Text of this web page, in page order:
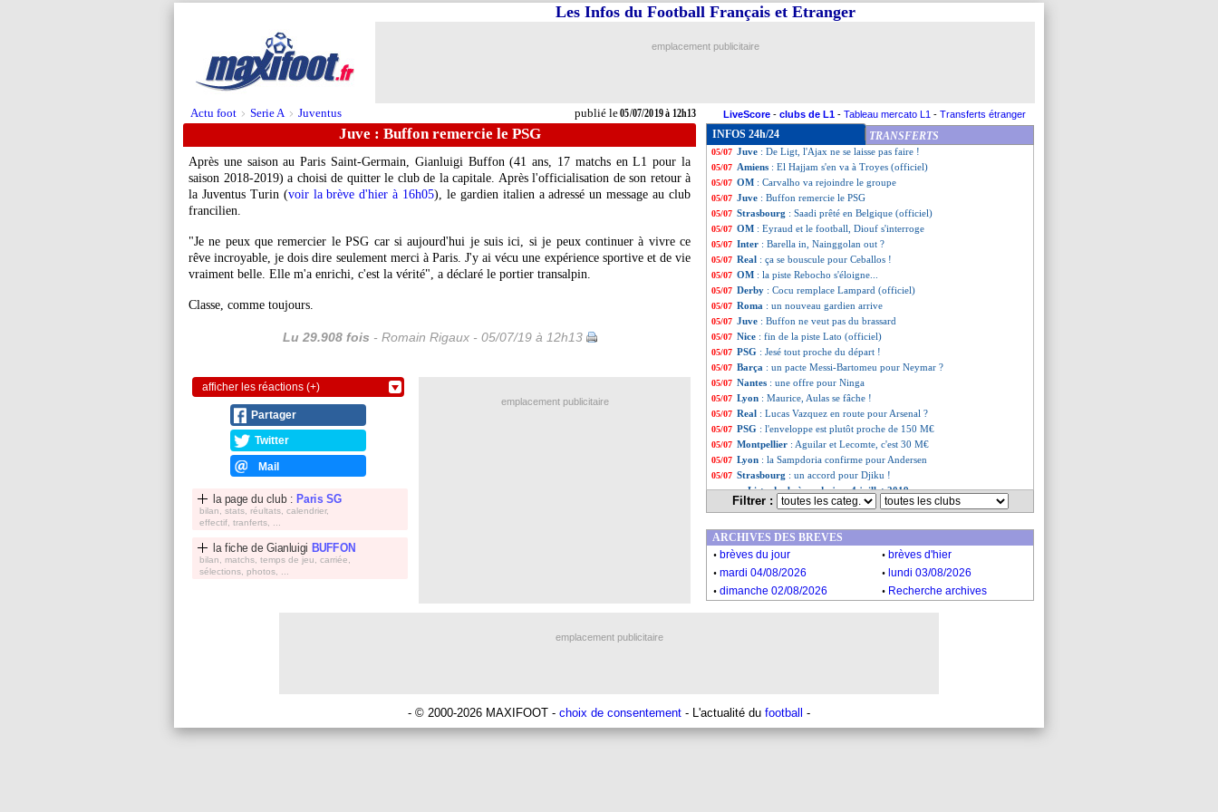
Actu foot > Serie A > Juventus publié le05/07/2019 à 12h13
Les Infos du Football Français et Etranger
emplacement publicitaire
LiveScore - clubs de L1 - Tableau mercato L1 - Transferts étranger
Juve : Buffon remercie le PSG
Après une saison au Paris Saint-Germain, Gianluigi Buffon(41 ans, 17 matchs en L1 pour la
saison 2018-2019) a choisi de quitter le club de la capitale. Après l'officialisation de son retour à
la Juventus Turin (voir la brève d'hier à 16h05), le gardien italien a adressé un message au club
francilien.
"Je ne peux que remercier le PSG car si aujourd'hui je suis ici, si je peux continuer à vivre ce
rêve incroyable, je dois dire seulement merci à Paris. J'y ai vécu une expérience sportive et de vie
vraiment belle. Elle m'a enrichi, c'est la vérité", a déclaré le portier transalpin.
Classe, comme toujours.
Lu 29.908 fois - Romain Rigaux - 05/07/19 à 12h13
afficher les réactions (+)
Partager
Twitter
Mail
la page du club : Paris SG
bilan, stats, réultats, calendrier,
effectif, tranferts, ...
la fiche de Gianluigi BUFFON
bilan, matchs, temps de jeu, carriée,
sélections, photos, ...
INFOS 24h/24 TRANSFERTS
05/07 Sondage MF : l'Argentine, Messi ne gagnera rien
05/07 Real
05/07 Le Havre: Nasri "n'a pas fermé la porte"
05/07 Monaco: Serrano prêté au Cercle Bruges (off.)
05/07 Juve : De Ligt, l'Ajax ne se laisse pas faire !
05/07 Amiens : El Hajjam s'en va à Troyes (officiel)
05/07 OM : Carvalho va rejoindre le groupe
05/07 Juve : Buffon remercie le PSG
05/07 Strasbourg : Saadi prêté en Belgique (officiel)
05/07 OM : Eyraud et le football, Diouf s'interroge
05/07 Inter : Barella in, Nainggolan out ?
05/07 Real : ça se bouscule pour Ceballos !
05/07 OM : la piste Rebocho s'éloigne...
05/07 Derby : Cocu remplace Lampard (officiel)
05/07 Roma : un nouveau gardien arrive
05/07 Juve : Buffon ne veut pas du brassard
05/07 Nice : fin de la piste Lato (officiel)
05/07 PSG : Jesé tout proche du départ !
05/07 Barça : un pacte Messi-Bartomeu pour Neymar ?
05/07 Nantes : une offre pour Ninga
05/07 Lyon : Maurice, Aulas se fâche !
05/07 Real : Lucas Vazquez en route pour Arsenal ?
05/07 PSG : l'enveloppe est plutôt proche de 150 M€
05/07 Montpellier : Aguilar et Lecomte, c'est 30 M€
05/07 Lyon : la Sampdoria confirme pour Andersen
05/07 Strasbourg : un accord pour Djiku !
... Liste des brèves du jeu. 4 juillet 2019
Liste des brèves du mer. 3 juillet 2019
Filtrer :
emplacement publicitaire
ARCHIVES DES BREVES
. brèves du jour . brèves d'hier
. mardi 04/08/2026 . lundi 03/08/2026
. dimanche 02/08/2026 . Recherche archives
emplacement publicitaire
- © 2000-2026 MAXIFOOT - choix de consentement - L'actualité du football -